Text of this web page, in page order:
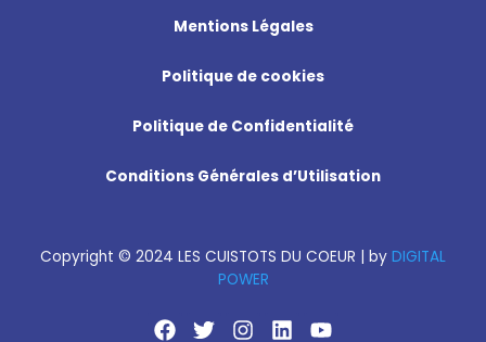
Mentions Légales
Politique de cookies
Politique de Confidentialité
Conditions Générales d’Utilisation
Copyright © 2024 LES CUISTOTS DU COEUR | by DIGITAL
POWER
F T I L Y